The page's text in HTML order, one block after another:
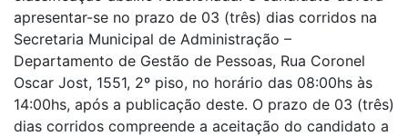
apresentar-se no prazo de 03 (três) dias corridos na
Secretaria Municipal de Administração –
Departamento de Gestão de Pessoas, Rua Coronel
Oscar Jost, 1551, 2º piso, no horário das 08:00hs às
14:00hs, após a publicação deste. O prazo de 03 (três)
dias corridos compreende a aceitação do candidato a